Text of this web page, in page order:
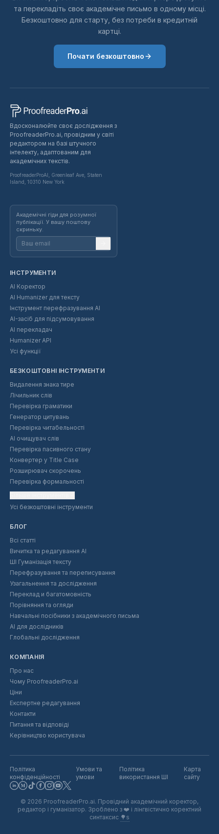
та перекладіть своє академічне письмо в одному місці.
Безкоштовно для старту, без потреби в кредитній
картці.
Почати безкоштовно
Вдосконалюйте своє дослідження з
ProofreaderPro.ai, провідним у світі
редактором на базі штучного
інтелекту, адаптованим для
академічних текстів.
ProofreaderProAI, Greenleaf Ave, Staten
Island, 10310 New York
Академічні гіди для розумної
публікації. У вашу поштову
скриньку.
ІНСТРУМЕНТИ
AI Коректор
AI Humanizer для тексту
Інструмент перефразування AI
AI-засіб для підсумовування
AI перекладач
Humanizer API
Усі функції
БЕЗКОШТОВНІ ІНСТРУМЕНТИ
Видалення знака тире
Лічильник слів
Перевірка граматики
Генератор цитувань
Перевірка читабельності
AI очищувач слів
Перевірка пасивного стану
Конвертер у Title Case
Розширювач скорочень
Перевірка формальності
Усі безкоштовні інструменти
БЛОГ
Всі статті
Вичитка та редагування AI
ШІ Гуманізація тексту
Перефразування та переписування
Узагальнення та дослідження
Переклад и багатомовність
Порівняння та огляди
Навчальні посібники з академічного письма
AI для дослідників
Глобальні дослідження
КОМПАНІЯ
Про нас
Чому ProofreaderPro.ai
Ціни
Експертне редагування
Контакти
Питання та відповіді
Керівництво користувача
Політика
конфіденційності
Умови та
умови
Політика
використання ШІ
Карта
сайту
© 2026 ProofreaderPro.ai. Провідний академічний коректор,
редактор і гуманізатор. Зроблено з ❤️ і лінгвістично коректний
синтаксис 🌳s